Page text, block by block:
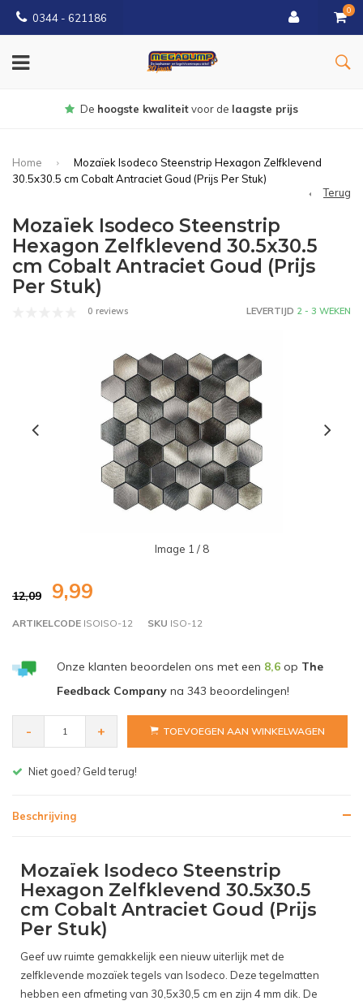
0344 - 621186
0
Gratisbezorgd vanaf € 150
Home
Mozaïek Isodeco Steenstrip Hexagon Zelfklevend
30.5x30.5 cm Cobalt Antraciet Goud (Prijs Per Stuk)
Terug
Mozaïek Isodeco Steenstrip
Hexagon Zelfklevend 30.5x30.5
cm Cobalt Antraciet Goud (Prijs
Per Stuk)
0 reviews LEVERTIJD 2 - 3 WEKEN
Image 1 / 8
12,09 9,99
ARTIKELCODE ISOISO-12 SKU ISO-12
Onze klanten beoordelen ons met een 8,6op The
Feedback Companyna 343 beoordelingen!
- + TOEVOEGEN AAN WINKELWAGEN
Gratis bezorgen v.a. € 150,- (NL)
Beschrijving
Mozaïek Isodeco Steenstrip
Hexagon Zelfklevend 30.5x30.5
cm Cobalt Antraciet Goud (Prijs
Per Stuk)
Geef uw ruimte gemakkelijk een nieuw uiterlijk met de
zelfklevende mozaïek tegels van Isodeco. Deze tegelmatten
hebben een afmeting van 30,5x30,5 cm en zijn 4 mm dik. De